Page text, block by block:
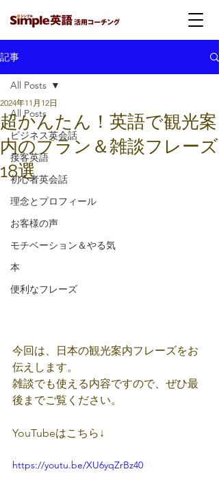
記事
All Posts
ビジネス英会話
接客英語
初心者英会話
理念とプロフィール
お客様の声
モチベーション＆やる気
本
便利なフレーズ
All Posts
超かんたん！英語で観光案
内のプラン＆雑談フレーズ
18選
2024年11月12日
今回は、日本の観光案内フレーズをお
伝えします。
雑談でも使える内容ですので、ぜひ最
後までご覧ください。
YouTubeはこちら↓
https://youtu.be/XU6yqZrBz40